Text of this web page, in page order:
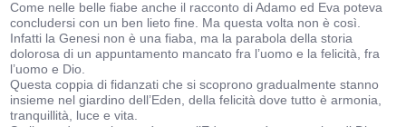
Come nelle belle fiabe anche il racconto di Adamo ed Eva poteva
concludersi con un ben lieto fine. Ma questa volta non è così.
Infatti la Genesi non è una fiaba, ma la parabola della storia
dolorosa di un appuntamento mancato fra l’uomo e la felicità, fra
l’uomo e Dio.
Questa coppia di fidanzati che si scoprono gradualmente stanno
insieme nel giardino dell’Eden, della felicità dove tutto è armonia,
tranquillità, luce e vita.